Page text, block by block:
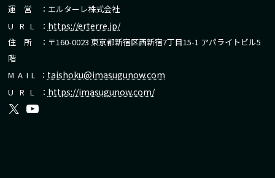
運営
：エルターレ株式会社
URL
： https://erterre.jp/
住所
：〒160-0023 東京都新宿区西新宿7丁目15-1 アパライトビル5
階
MAIL
： taishoku@imasugunow.com
URL ： https://imasugunow.com/